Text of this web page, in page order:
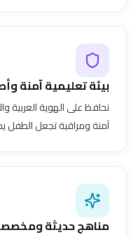
بيئة تعليمية آمنة
نحافظ على الهوية العربية
آمنة ومراقبة تجعل الطفل
مناهج حديثة